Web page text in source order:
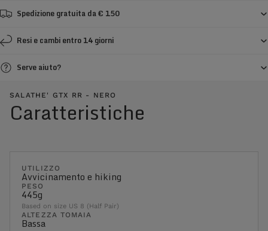
Spedizione gratuita da € 150
Resi e cambi entro 14 giorni
Serve aiuto?
SALATHE' GTX RR - NERO
Caratteristiche
UTILIZZO
Avvicinamento e hiking
PESO
445g
Based on size US 8 (Half Pair)
ALTEZZA TOMAIA
Bassa